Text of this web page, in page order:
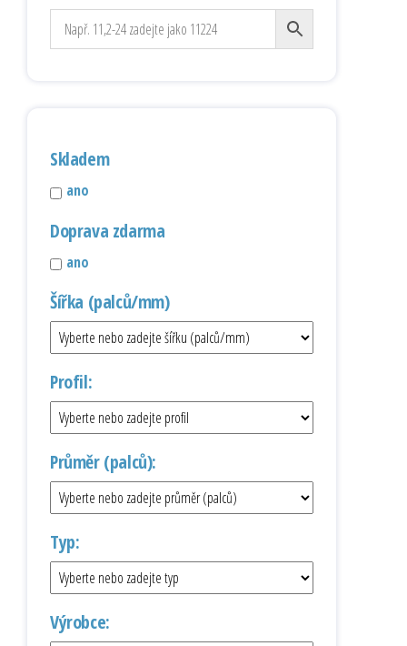
Skladem
ano
Doprava zdarma
ano
Šířka (palců/mm)
Profil:
Průměr (palců):
Typ:
Výrobce: